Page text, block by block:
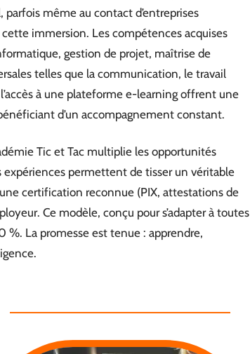
même au contact d’entreprises
immersion. Les compétences acquises
gestion de projet, maîtrise de
telles que la communication, le travail
l’accès à une plateforme e-learning offrent une
d’un accompagnement constant.
Tic et Tac multiplie les opportunités
expériences permettent de tisser un véritable
certification reconnue (PIX, attestations de
Ce modèle, conçu pour s’adapter à toutes
La promesse est tenue : apprendre,